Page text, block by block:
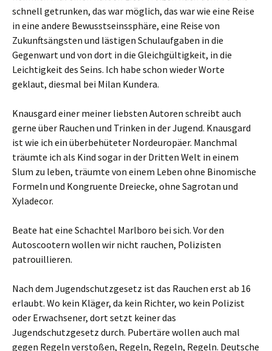
schnell getrunken, das war möglich, das war wie eine Reise
in eine andere Bewusstseinssphäre, eine Reise von
Zukunftsängsten und lästigen Schulaufgaben in die
Gegenwart und von dort in die Gleichgültigkeit, in die
Leichtigkeit des Seins. Ich habe schon wieder Worte
geklaut, diesmal bei Milan Kundera.
Knausgard einer meiner liebsten Autoren schreibt auch
gerne über Rauchen und Trinken in der Jugend. Knausgard
ist wie ich ein überbehüteter Nordeuropäer. Manchmal
träumte ich als Kind sogar in der Dritten Welt in einem
Slum zu leben, träumte von einem Leben ohne Binomische
Formeln und Kongruente Dreiecke, ohne Sagrotan und
Xyladecor.
Beate hat eine Schachtel Marlboro bei sich. Vor den
Autoscootern wollen wir nicht rauchen, Polizisten
patrouillieren.
Nach dem Jugendschutzgesetz ist das Rauchen erst ab 16
erlaubt. Wo kein Kläger, da kein Richter, wo kein Polizist
oder Erwachsener, dort setzt keiner das
Jugendschutzgesetz durch. Pubertäre wollen auch mal
gegen Regeln verstoßen, Regeln, Regeln, Regeln. Deutsche